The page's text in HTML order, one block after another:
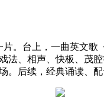
台上，一曲英文歌
、相声、快板、茂
后续，经典诵读、配